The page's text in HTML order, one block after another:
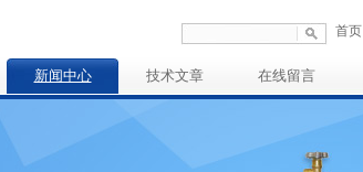
首页
新闻中心 技术文章 在线留言